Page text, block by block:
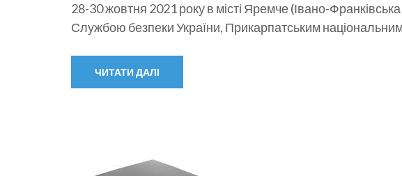
28-30 жовтня 2021 року в місті Яремче (Івано-
Службою безпеки України, Прикарпатським
ЧИТАТИ ДАЛІ